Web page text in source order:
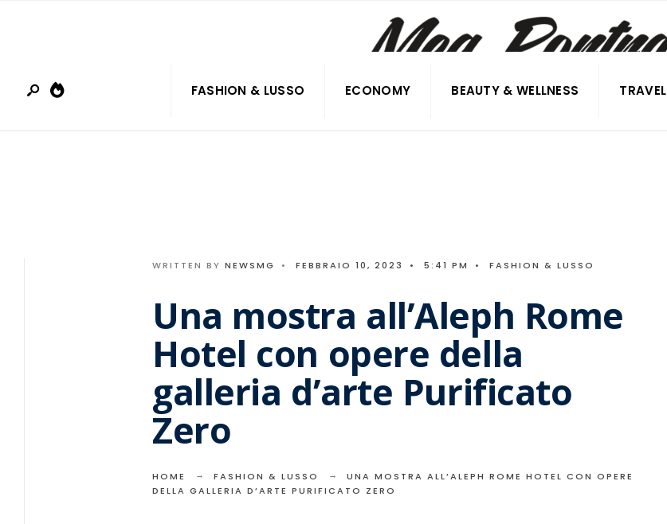
FASHION & LUSSO ECONOMY BEAUTY & WELLNESS TRAVEL
WRITTEN BY NEWSMG • FEBBRAIO 10, 2023 • 5:41 PM • FASHION & LUSSO
Una mostra all’Aleph Rome
Hotel con opere della
galleria d’arte Purificato
Zero
HOME FASHION & LUSSO
UNA MOSTRA ALL’ALEPH ROME HOTEL CON OPERE
DELLA GALLERIA D’ARTE PURIFICATO ZERO